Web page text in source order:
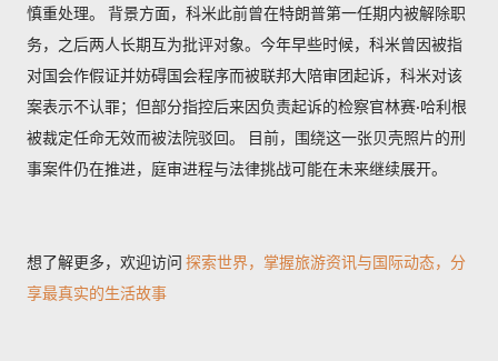
慎重处理。 背景方面，科米此前曾在特朗普第一任期内被解除职
务，之后两人长期互为批评对象。今年早些时候，科米曾因被指
对国会作假证并妨碍国会程序而被联邦大陪审团起诉，科米对该
案表示不认罪；但部分指控后来因负责起诉的检察官林赛·哈利根
被裁定任命无效而被法院驳回。 目前，围绕这一张贝壳照片的刑
事案件仍在推进，庭审进程与法律挑战可能在未来继续展开。
想了解更多，欢迎访问 探索世界，掌握旅游资讯与国际动态，分
享最真实的生活故事